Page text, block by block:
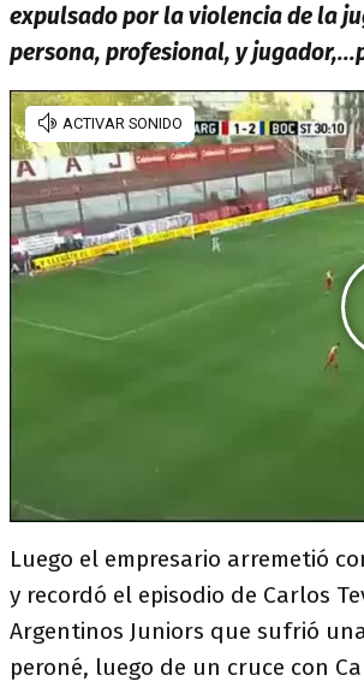
expulsado por la violencia de la
persona, profesional, y
Luego el empresario arremetió
y recordó el episodio de Carlos
Argentinos Juniors que sufrió
peroné, luego de un cruce con